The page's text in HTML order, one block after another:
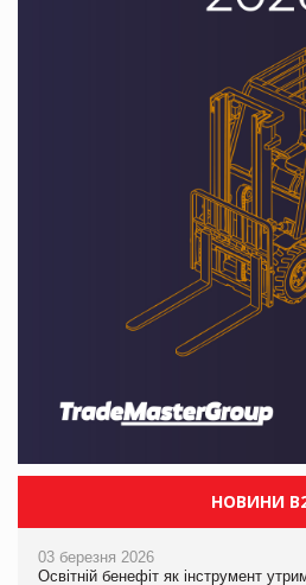
НОВИНИ
03 березня 2026
Освітній бенефіт як інструмент